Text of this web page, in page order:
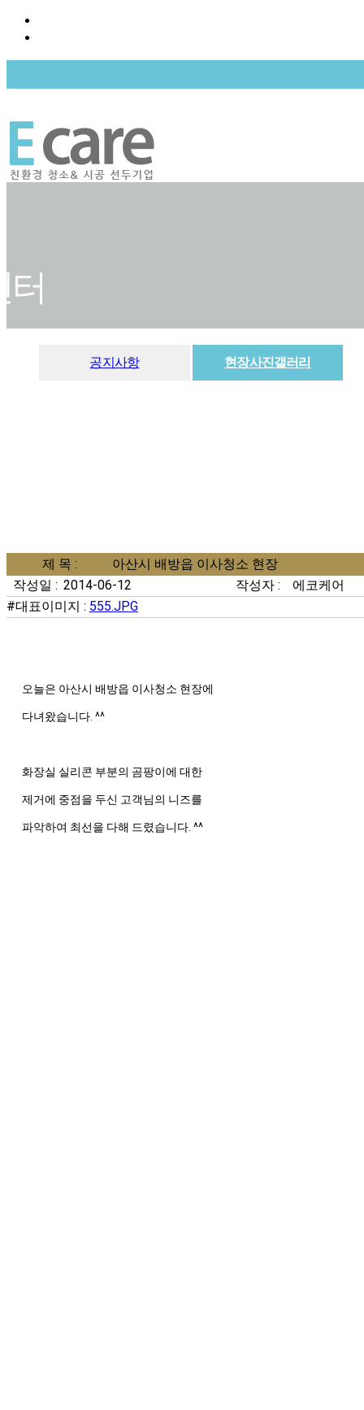
터
공지사항 현장사진갤러리
제 목 :
아산시 배방읍 이사청소 현장
작성일 : 2014-06-12 작성자 :
에코케어
#대표이미지 : 555.JPG
오늘은 아산시 배방읍 이사청소 현장에
다녀왔습니다. ^^
화장실 실리콘 부분의 곰팡이에 대한
제거에 중점을 두신 고객님의 니즈를
파악하여 최선을 다해 드렸습니다. ^^